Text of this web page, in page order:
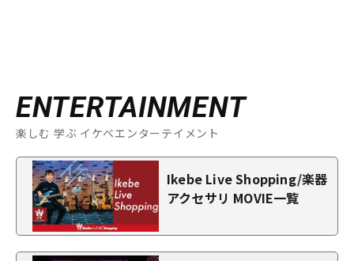
ENTERTAINMENT
楽しむ 学ぶ イケベエンターテイメント
Ikebe Live Shopping/楽器
アクセサリ MOVIE一覧